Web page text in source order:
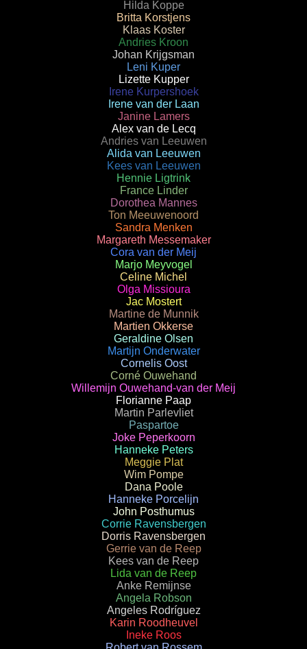
Hilda Koppe
Britta Korstjens
Klaas Koster
Andries Kroon
Johan Krijgsman
Leni Kuper
Lizette Kupper
Irene Kurpershoek
Irene van der Laan
Janine Lamers
Alex van de Lecq
Andries van Leeuwen
Alida van Leeuwen
Kees van Leeuwen
Hennie Ligtrink
France Linder
Dorothea Mannes
Ton Meeuwenoord
Sandra Menken
Margareth Messemaker
Cora van der Meij
Marjo Meyvogel
Celine Michel
Olga Missioura
Jac Mostert
Martine de Munnik
Martien Okkerse
Geraldine Olsen
Martijn Onderwater
Cornelis Oost
Corné Ouwehand
Willemijn Ouwehand-van der Meij
Florianne Paap
Martin Parlevliet
Paspartoe
Joke Peperkoorn
Hanneke Peters
Meggie Plat
Wim Pompe
Dana Poole
Hanneke Porcelijn
John Posthumus
Corrie Ravensbergen
Dorris Ravensbergen
Gerrie van de Reep
Kees van de Reep
Lida van de Reep
Anke Remijnse
Angela Robson
Angeles Rodríguez
Karin Roodheuvel
Ineke Roos